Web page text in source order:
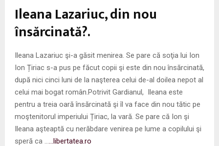
E
N
U
Ileana Lazariuc, din nou
însărcinată?.
Ileana Lazariuc şi-a găsit menirea. Se pare că soţia lui Ion
Ion Țiriac s-a pus pe făcut copii şi este din nou însărcinată,
după nici cinci luni de la naşterea celui de-al doilea nepot al
celui mai bogat român.Potrivit Gardianul, Ileana este
pentru a treia oară însărcinată şi îl va face din nou tătic pe
moştenitorul imperiului Țiriac, la vară. Se pare că Ion şi
Ileana aşteaptă cu nerăbdare venirea pe lume a copilului şi
speră ca …
…libertatea.ro